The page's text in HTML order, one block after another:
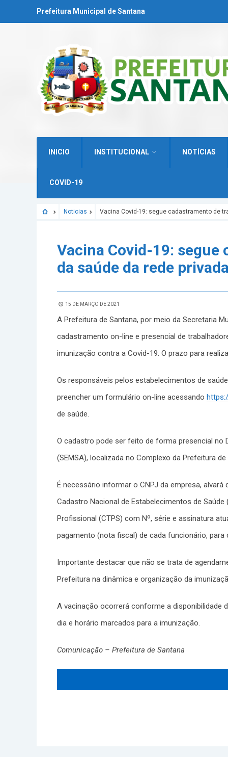
Prefeitura Municipal de Santana
INICIO INSTITUCIONAL NOTÍCIAS
COVID-19
Noticias Vacina Covid-19: segue cadastramento de
Vacina Covid-19:
da saúde da rede privada
15 DE MARÇO DE 2021
A Prefeitura de Santana, por meio da Secretaria
cadastramento on-line e presencial de
imunização contra a Covid-19. O prazo para
Os responsáveis pelos estabelecimentos de
preencher um formulário on-line acessando
de saúde.
O cadastro pode ser feito de forma presencial no
(SEMSA), localizada no Complexo da Prefeitura
É necessário informar o CNPJ da empresa,
Cadastro Nacional de Estabelecimentos de Saúde
Profissional (CTPS) com Nº, série e assinatura
pagamento (nota fiscal) de cada funcionário,
Importante destacar que não se trata de
Prefeitura na dinâmica e organização da
A vacinação ocorrerá conforme a disponibilidade
dia e horário marcados para a imunização.
Comunicação – Prefeitura de Santana